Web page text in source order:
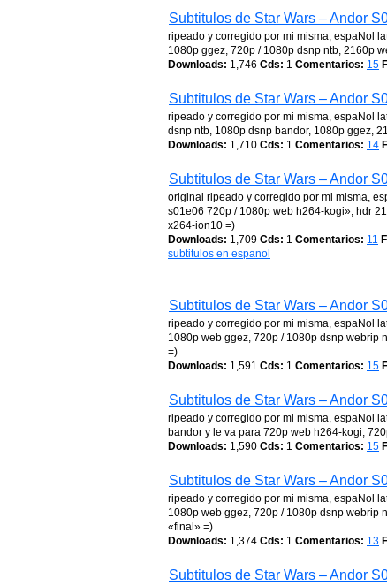
Subtitulos de Star Wars – Andor
ripeado y corregido por mi misma, espaNol
1080p ggez, 720p / 1080p dsnp ntb, 2160p
Downloads: 1,746 Cds: 1 Comentarios: 15
Subtitulos de Star Wars – Andor
ripeado y corregido por mi misma, espaNol
dsnp ntb, 1080p dsnp bandor, 1080p ggez,
Downloads: 1,710 Cds: 1 Comentarios: 14
Subtitulos de Star Wars – Andor
original ripeado y corregido por mi misma,
s01e06 720p / 1080p web h264-kogi», hdr
x264-ion10 =)
Downloads: 1,709 Cds: 1 Comentarios: 11
subtitulos en espanol
Subtitulos de Star Wars – Andor
ripeado y corregido por mi misma, espaNol
1080p web ggez, 720p / 1080p dsnp webrip
=)
Downloads: 1,591 Cds: 1 Comentarios: 15
Subtitulos de Star Wars – Andor
ripeado y corregido por mi misma, espaNol
bandor y le va para 720p web h264-kogi,
Downloads: 1,590 Cds: 1 Comentarios: 15
Subtitulos de Star Wars – Andor
ripeado y corregido por mi misma, espaNol
1080p web ggez, 720p / 1080p dsnp webrip
«final» =)
Downloads: 1,374 Cds: 1 Comentarios: 13
Subtitulos de Star Wars – Andor